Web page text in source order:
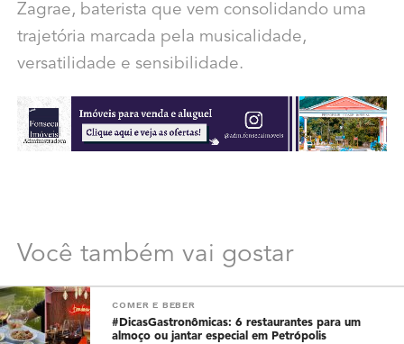
Zagrae, baterista que vem consolidando uma
trajetória marcada pela musicalidade,
versatilidade e sensibilidade.
Você também vai gostar
COMER E BEBER
#DicasGastronômicas: 6 restaurantes para um
almoço ou jantar especial em Petrópolis